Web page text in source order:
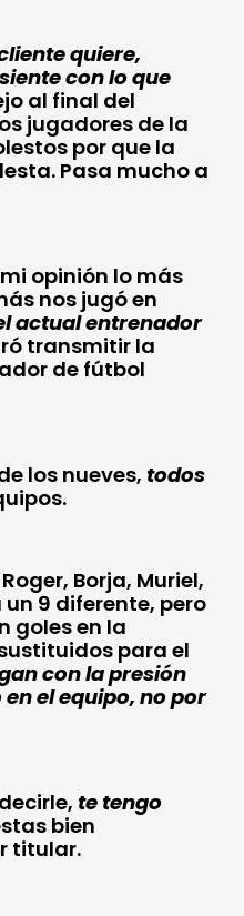
quiere,
con lo que
al final del
jugadores de la
por que la
Pasa mucho a
opinión lo más
nos jugó en
actual entrenador
transmitir la
de fútbol
los nueves, todos
Borja, Muriel,
9 diferente, pero
goles en la
para el
con la presión
el equipo, no por
te tengo
bien
titular.